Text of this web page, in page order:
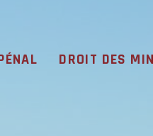
DROIT DES